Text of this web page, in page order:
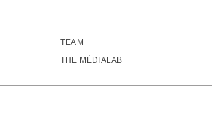
TEAM
THE MÉDIALAB
language music: Jean-Samuel Beuscart